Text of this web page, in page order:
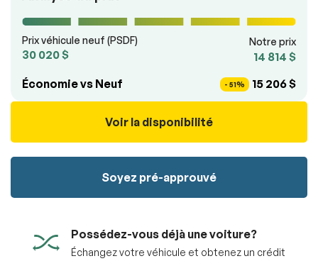
Prix véhicule neuf (PSDF)
30 020 $
Notre prix
14 814 $
Économie vs Neuf
- 51% 15 206 $
Voir la disponibilité
Soyez pré-approuvé
Possédez-vous déjà une voiture?
Échangez votre véhicule et obtenez un crédit
Soumettre